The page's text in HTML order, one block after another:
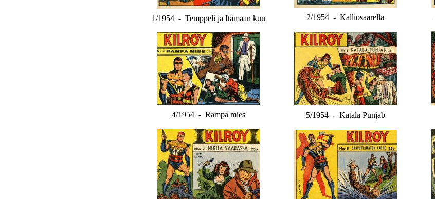
1/1954 - Temppeli ja Itämaan kuu 2/1954 - Kalliosaarella
4/1954 - Rampa mies 5/1954 - Katala Punjab